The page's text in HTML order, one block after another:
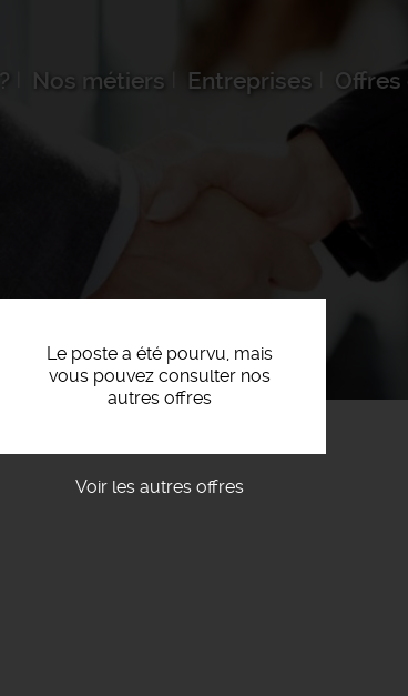
Nos métiers Entreprises
Le poste a été pourvu, mais
vous pouvez consulter nos
autres offres
Voir les autres offres